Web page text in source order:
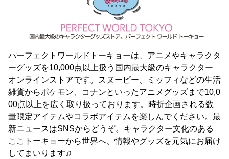
パーフェクトワールドトーキョーは、アニメやキャラクタ
ーグッズを10,000点以上扱う国内最大級のキャラクター
オンラインストアです。スヌーピー、ミッフィなどの生活
雑貨からポケモン、コナンといったアニメグッズまで10,0
00点以上を広く取り扱っております。時折企画される数
量限定アイテムやコラボアイテムを楽しんでください。最
新ニュースはSNSからどうぞ。キャラクター文化のある
ここトーキョーから世界へ、情報やグッズを元気にお届け
してまいります♫